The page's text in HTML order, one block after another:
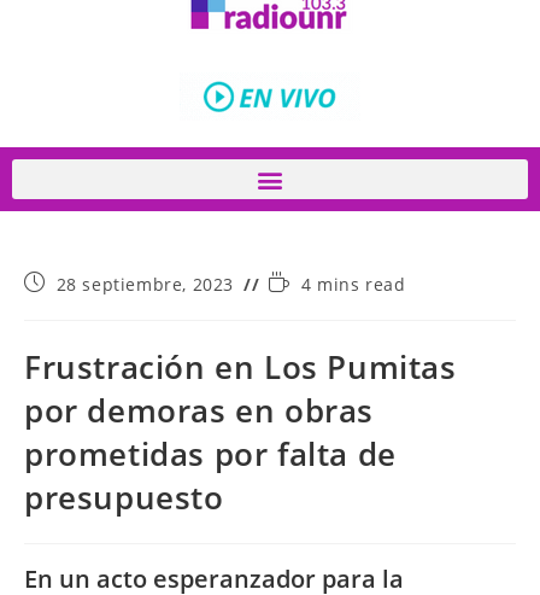
28 septiembre, 2023 4 mins read
Frustración en Los Pumitas
por demoras en obras
prometidas por falta de
presupuesto
En un acto esperanzador para la